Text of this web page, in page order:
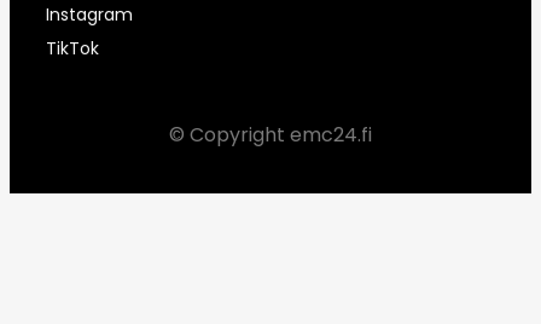
Instagram
TikTok
© Copyright emc24.fi